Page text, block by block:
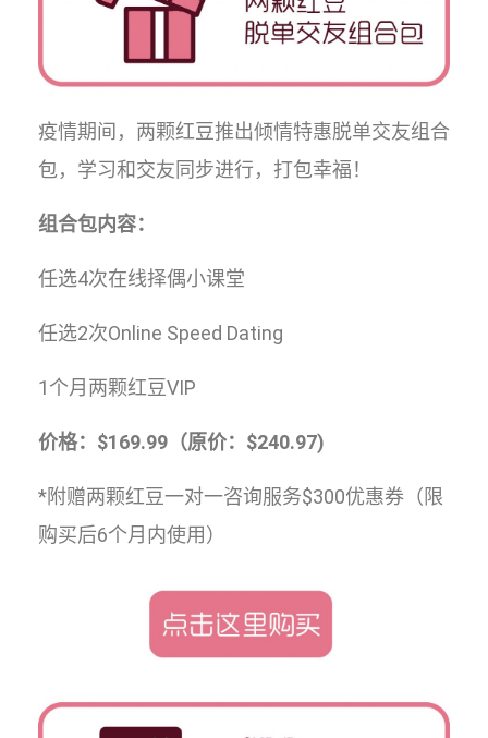
疫情期间，两颗红豆推出倾情特惠脱单交友组合
包，学习和交友同步进行，打包幸福！
组合包内容：
任选4次在线择偶小课堂
任选2次Online Speed Dating
1个月两颗红豆VIP
价格：$169.99（原价：$240.97)
*附赠两颗红豆一对一咨询服务$300优惠券（限
购买后6个月内使用）